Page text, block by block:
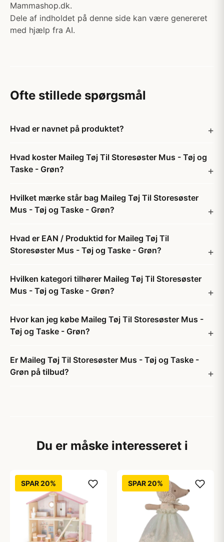
Mammashop.dk.
Dele af indholdet på denne side kan være genereret
med hjælp fra AI.
Ofte stillede spørgsmål
Hvad er navnet på produktet?
Hvad koster Maileg Tøj Til Storesøster Mus - Tøj og
Taske - Grøn?
Hvilket mærke står bag Maileg Tøj Til Storesøster
Mus - Tøj og Taske - Grøn?
Hvad er EAN / Produktid for Maileg Tøj Til
Storesøster Mus - Tøj og Taske - Grøn?
Hvilken kategori tilhører Maileg Tøj Til Storesøster
Mus - Tøj og Taske - Grøn?
Hvor kan jeg købe Maileg Tøj Til Storesøster Mus -
Tøj og Taske - Grøn?
Er Maileg Tøj Til Storesøster Mus - Tøj og Taske -
Grøn på tilbud?
Du er måske interesseret i
SPAR 20% SPAR 20%